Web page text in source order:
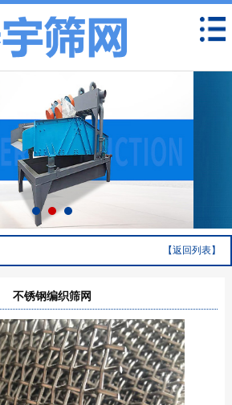
【返回列表】
不锈钢编织筛网